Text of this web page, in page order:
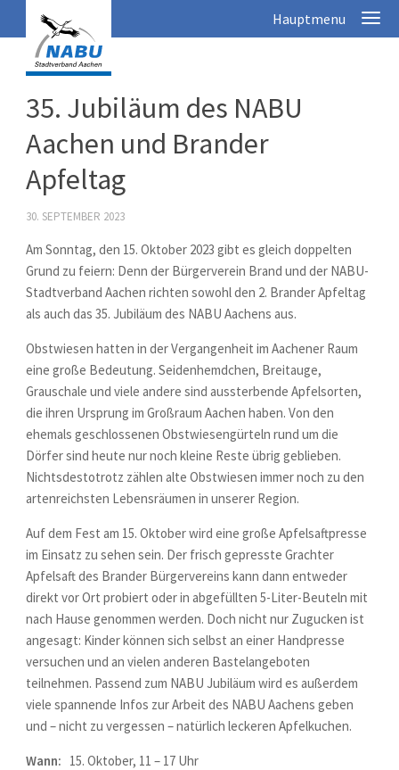
35. Jubiläum des NABU
Aachen und Brander
Apfeltag
30. SEPTEMBER 2023
Am Sonntag, den 15. Oktober 2023 gibt es gleich doppelten
Grund zu feiern: Denn der Bürgerverein Brand und der NABU-
Stadtverband Aachen richten sowohl den 2. Brander Apfeltag
als auch das 35. Jubiläum des NABU Aachens aus.
Obstwiesen hatten in der Vergangenheit im Aachener Raum
eine große Bedeutung. Seidenhemdchen, Breitauge,
Grauschale und viele andere sind aussterbende Apfelsorten,
die ihren Ursprung im Großraum Aachen haben. Von den
ehemals geschlossenen Obstwiesengürteln rund um die
Dörfer sind heute nur noch kleine Reste übrig geblieben.
Nichtsdestotrotz zählen alte Obstwiesen immer noch zu den
artenreichsten Lebensräumen in unserer Region.
Auf dem Fest am 15. Oktober wird eine große Apfelsaftpresse
im Einsatz zu sehen sein. Der frisch gepresste Grachter
Apfelsaft des Brander Bürgervereins kann dann entweder
direkt vor Ort probiert oder in abgefüllten 5-Liter-Beuteln mit
nach Hause genommen werden. Doch nicht nur Zugucken ist
angesagt: Kinder können sich selbst an einer Handpresse
versuchen und an vielen anderen Bastelangeboten
teilnehmen. Passend zum NABU Jubiläum wird es außerdem
viele spannende Infos zur Arbeit des NABU Aachens geben
und – nicht zu vergessen – natürlich leckeren Apfelkuchen.
Wann: 15. Oktober, 11 – 17 Uhr